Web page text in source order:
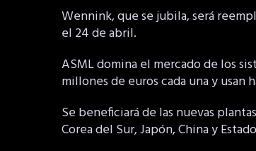
Wennink, que se jubila, será
el 24 de abril.
ASML domina el mercado de los
millones de euros cada una y usan
Se beneficiará de las nuevas
Corea del Sur, Japón, China y